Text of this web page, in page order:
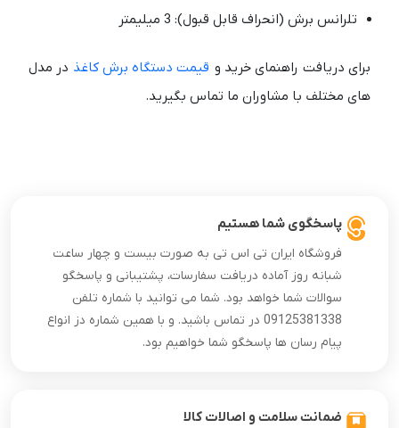
تلرانس برش (انحراف قابل قبول): 3 میلیمتر
برای دریافت راهنمای خرید و قیمت دستگاه برش کاغذ در مدل
های مختلف با مشاوران ما تماس بگیرید.
پاسخگوی شما هستیم
فروشگاه ایران تی اس تی به صورت بیست و چهار ساعت
شبانه روز آماده دریافت سفارسات، پشتیبانی و پاسخگو
سوالات شما خواهد بود. شما می توانید با شماره تلفن
09125381338 در تماس باشید. و با همین شماره دز انواع
پیام رسان ها پاسخگو شما خواهیم بود.
ضمانت سلامت و اصالات کالا